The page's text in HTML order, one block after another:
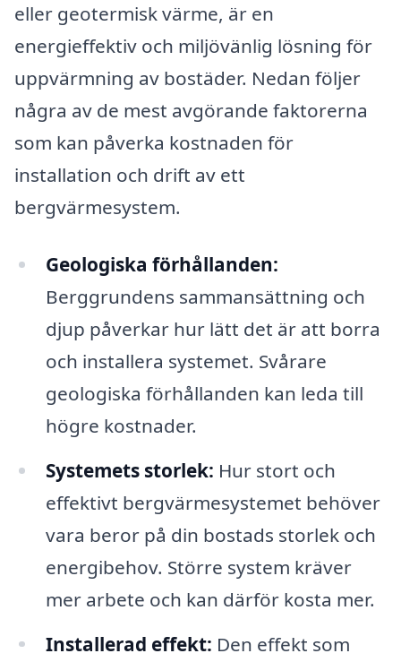
eller geotermisk värme, är en
energieffektiv och miljövänlig lösning för
uppvärmning av bostäder. Nedan följer
några av de mest avgörande faktorerna
som kan påverka kostnaden för
installation och drift av ett
bergvärmesystem.
Geologiska förhållanden:
Berggrundens sammansättning och
djup påverkar hur lätt det är att borra
och installera systemet. Svårare
geologiska förhållanden kan leda till
högre kostnader.
Systemets storlek: Hur stort och
effektivt bergvärmesystemet behöver
vara beror på din bostads storlek och
energibehov. Större system kräver
mer arbete och kan därför kosta mer.
Installerad effekt: Den effekt som